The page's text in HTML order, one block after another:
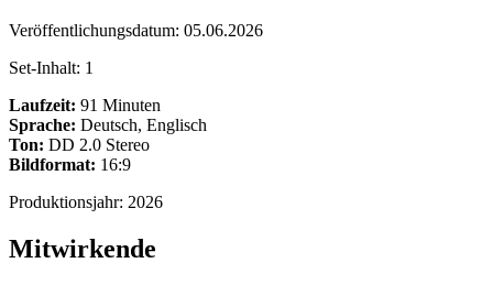
Veröffentlichungsdatum: 05.06.2026
Set-Inhalt: 1
Laufzeit: 91 Minuten
Sprache: Deutsch, Englisch
Ton: DD 2.0 Stereo
Bildformat: 16:9
Produktionsjahr: 2026
Mitwirkende